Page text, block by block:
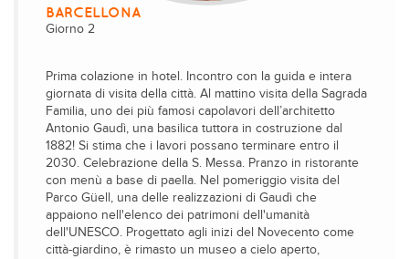
BARCELLONA
Giorno 2
Prima colazione in hotel. Incontro con la guida e intera
giornata di visita della città. Al mattino visita della Sagrada
Familia, uno dei più famosi capolavori dell’architetto
Antonio Gaudì, una basilica tuttora in costruzione dal
1882! Si stima che i lavori possano terminare entro il
2030. Celebrazione della S. Messa. Pranzo in ristorante
con menù a base di paella. Nel pomeriggio visita del
Parco Güell, una delle realizzazioni di Gaudì che
appaiono nell'elenco dei patrimoni dell'umanità
dell'UNESCO. Progettato agli inizi del Novecento come
città-giardino, è rimasto un museo a cielo aperto,